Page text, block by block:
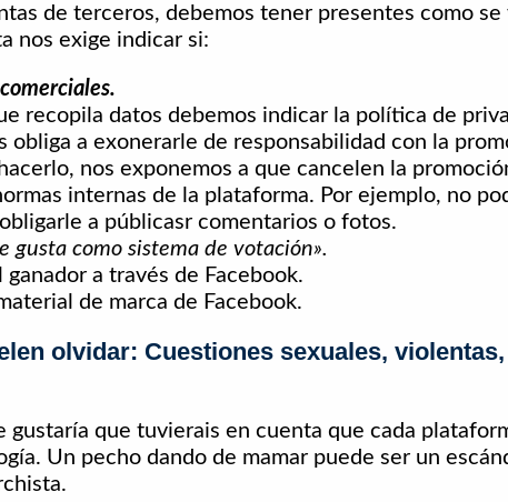
de terceros, debemos tener presentes como
nos exige indicar si:
recopila datos debemos indicar la política de
obliga a exonerarle de responsabilidad con la
nos exponemos a que cancelen la
internas de la plataforma. Por ejemplo, no
a públicasr comentarios o fotos.
gusta como sistema de votación».
ganador a través de Facebook.
de marca de Facebook.
olvidar: Cuestiones sexuales,
gustaría que tuvierais en cuenta que cada
Un pecho dando de mamar puede ser un